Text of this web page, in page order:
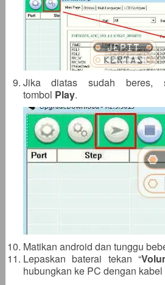
Jika diatas sudah beres,
tombol Play.
Matikan android dan tunggu
Lepaskan baterai tekan “
hubungkan ke PC dengan kabel